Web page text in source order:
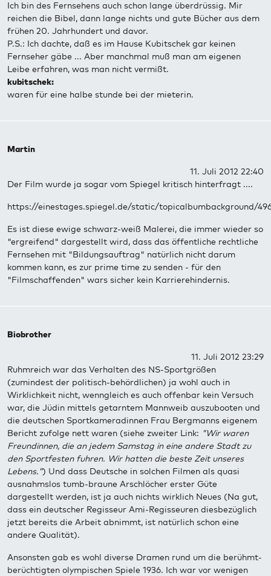
Ich bin des Fernsehens auch schon lange überdrüssig. Mir
reichen die Bibel, dann lange nichts und gute Bücher aus dem
frühen 20. Jahrhundert und davor.
P.S.: Ich dachte, daß es im Hause Kubitschek gar keinen
Fernseher gäbe ... Aber manchmal muß man am eigenen
Leibe erfahren, was man nicht vermißt.
kubitschek:
waren für eine halbe stunde bei der mieterin.
Martin
11. Juli 2012 22:40
Der Film wurde ja sogar vom Spiegel kritisch hinterfragt ....
https://einestages.spiegel.de/static/topicalbumbackground/
Es ist diese ewige schwarz-weiß Malerei, die immer wieder so
"ergreifend" dargestellt wird, dass das öffentliche rechtliche
Fernsehen mit "Bildungsauftrag" natürlich nicht darum
kommen kann, es zur prime time zu senden - für den
"Filmschaffenden" wars sicher kein Karrierehindernis.
Biobrother
11. Juli 2012 23:29
Ruhmreich war das Verhalten des NS-Sportgrößen
(zumindest der politisch-behördlichen) ja wohl auch in
Wirklichkeit nicht, wenngleich es auch offenbar kein Versuch
war, die Jüdin mittels getarntem Mannweib auszubooten und
die deutschen Sportkameradinnen Frau Bergmanns eigenem
Bericht zufolge nett waren (siehe zweiter Link: "Wir waren
Freundinnen, die an jedem Samstag in eine andere Stadt zu
den Sportfesten fuhren. Wir hatten die beste Zeit unseres
Lebens.") Und dass Deutsche in solchen Filmen als quasi
ausnahmslos tumb-braune Arschlöcher erster Güte
dargestellt werden, ist ja auch nichts wirklich Neues (Na gut,
dass ein deutscher Regisseur Ami-Regisseuren diesbezüglich
jetzt bereits die Arbeit abnimmt, ist natürlich schon eine
andere Qualität).
Ansonsten gab es wohl diverse Dramen rund um die berühmt-
berüchtigten olympischen Spiele 1936. Ich war vor wenigen